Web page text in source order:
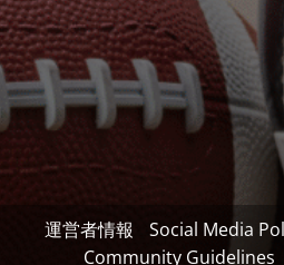
運営者情報 Social Media
Community Guidelines